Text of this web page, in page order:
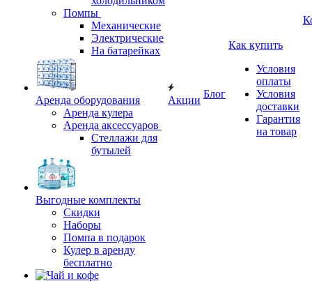
Помпы
Механические
Электрические
На батарейках
Аренда оборудования
Аренда кулера
Аренда аксессуаров
Стеллажи для
бутылей
Выгодные комплекты
Скидки
Наборы
Помпа в подарок
Кулер в аренду
бесплатно
Акции
Блог
Как купить
Условия
оплаты
Условия
доставки
Гарантия
на товар